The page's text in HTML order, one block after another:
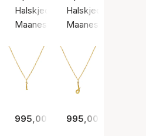
Sølv sterling 925
Gullfarge / Gullbelagt sterlingsølv
Halskjeder, Sølv farge / Sølv
Maanesten
Halskjeder,
Maanesten
995,00 kr 995,00 kr